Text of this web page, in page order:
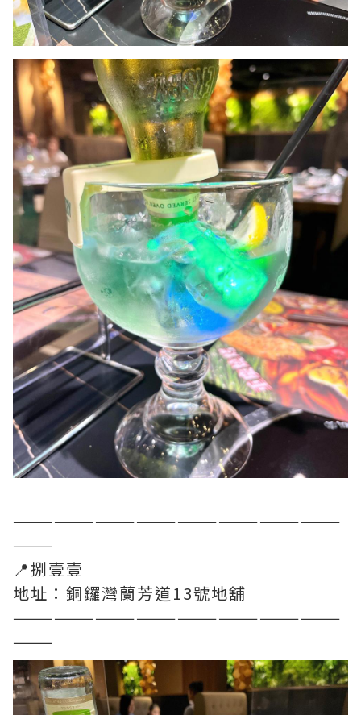
————————————————————————
———
📍捌壹壹
地址：銅鑼灣蘭芳道13號地舖
————————————————————————
———